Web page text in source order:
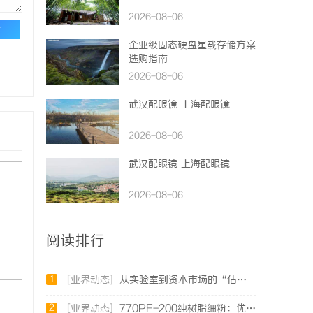
2026-08-06
企业级固态硬盘星载存储方案
选购指南
2026-08-06
武汉配眼镜 上海配眼镜
2026-08-06
武汉配眼镜 上海配眼镜
2026-08-06
阅读排行
1 [业界动态] 从实验室到资本市场的“估值倍增器”：专利律师如何重塑硬科技企业的融资逻辑
2 [业界动态] 770PF-200纯树脂细粉：优质材料的全貌与应用